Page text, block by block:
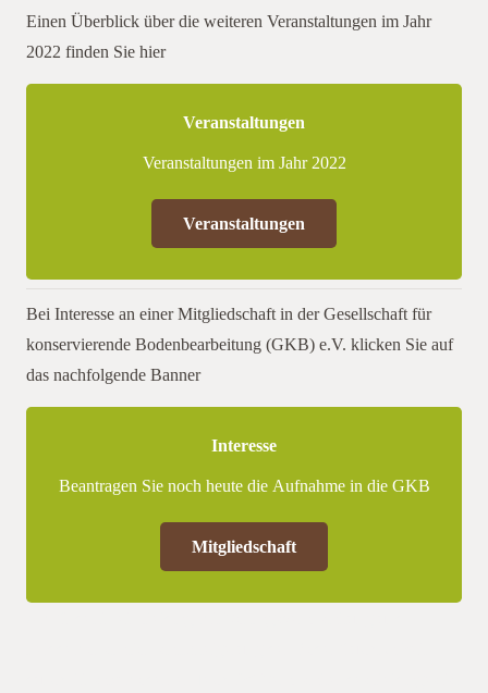
Einen Überblick über die weiteren Veranstaltungen im Jahr
2022 finden Sie hier
Veranstaltungen
Veranstaltungen im Jahr 2022
Veranstaltungen
Bei Interesse an einer Mitgliedschaft in der Gesellschaft für
konservierende Bodenbearbeitung (GKB) e.V. klicken Sie auf
das nachfolgende Banner
Interesse
Beantragen Sie noch heute die Aufnahme in die GKB
Mitgliedschaft